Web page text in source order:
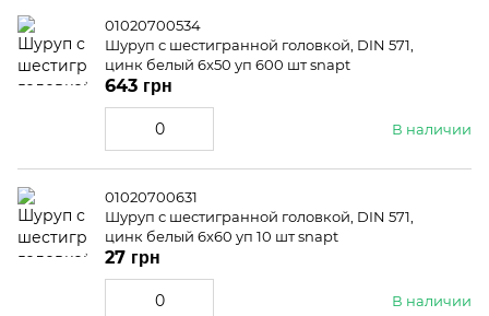
01020700534
Шуруп с шестигранной головкой, DIN 571,
цинк белый 6x50 уп 600 шт snapt
В наличии
643 грн
01020700631
Шуруп с шестигранной головкой, DIN 571,
цинк белый 6x60 уп 10 шт snapt
В наличии
27 грн